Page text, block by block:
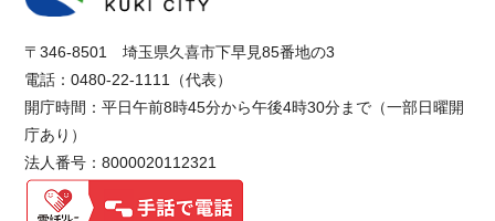
〒346-8501 埼玉県久喜市下早見85番地の3
電話：0480-22-1111（代表）
開庁時間：平日午前8時45分から午後4時30分まで（一部日曜開
庁あり）
法人番号：8000020112321